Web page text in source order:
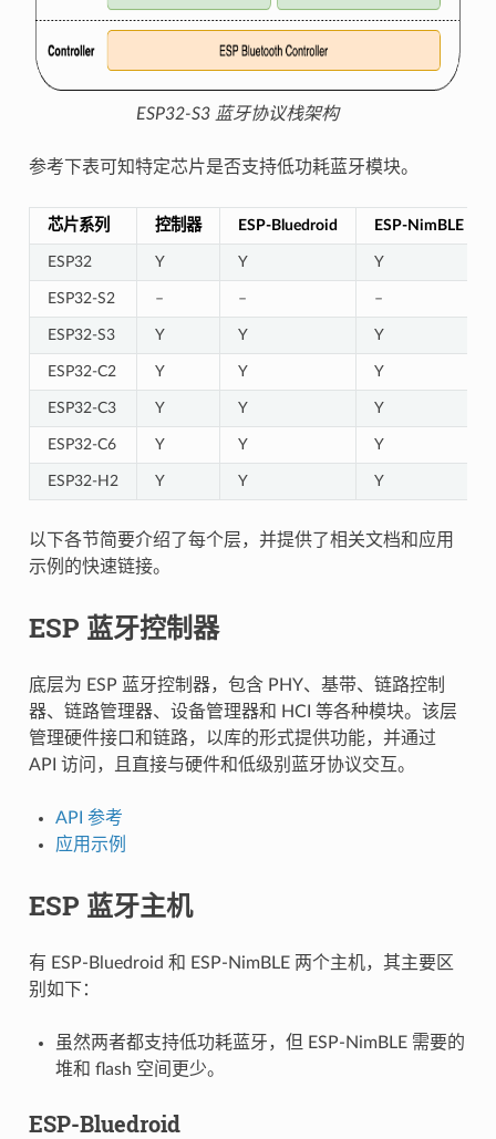
ESP32-S3 蓝牙协议栈架构
参考下表可知特定芯片是否支持低功耗蓝牙模块。
芯片系列 控制器 ESP-Bluedroid ESP-NimBLE
ESP32 Y Y Y
ESP32-S2 – – –
ESP32-S3 Y Y Y
ESP32-C2 Y Y Y
ESP32-C3 Y Y Y
ESP32-C6 Y Y Y
ESP32-H2 Y Y Y
以下各节简要介绍了每个层，并提供了相关文档和应用
示例的快速链接。
ESP 蓝牙控制器
底层为 ESP 蓝牙控制器，包含 PHY、基带、链路控制
器、链路管理器、设备管理器和 HCI 等各种模块。该层
管理硬件接口和链路，以库的形式提供功能，并通过
API 访问，且直接与硬件和低级别蓝牙协议交互。
API 参考
应用示例
ESP 蓝牙主机
有 ESP-Bluedroid 和 ESP-NimBLE 两个主机，其主要区
别如下：
虽然两者都支持低功耗蓝牙，但 ESP-NimBLE 需要的
堆和 flash 空间更少。
ESP-Bluedroid